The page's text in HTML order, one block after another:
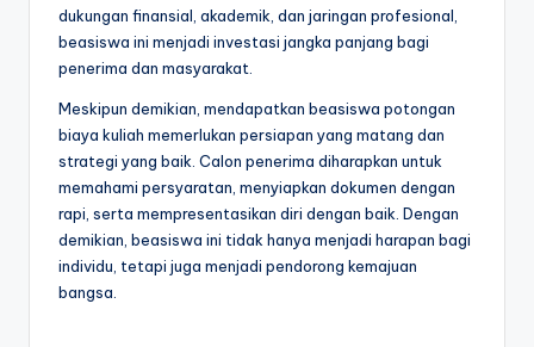
dukungan finansial, akademik, dan jaringan profesional,
beasiswa ini menjadi investasi jangka panjang bagi
penerima dan masyarakat.
Meskipun demikian, mendapatkan beasiswa potongan
biaya kuliah memerlukan persiapan yang matang dan
strategi yang baik. Calon penerima diharapkan untuk
memahami persyaratan, menyiapkan dokumen dengan
rapi, serta mempresentasikan diri dengan baik. Dengan
demikian, beasiswa ini tidak hanya menjadi harapan bagi
individu, tetapi juga menjadi pendorong kemajuan
bangsa.